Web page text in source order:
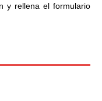
y rellena el formulario